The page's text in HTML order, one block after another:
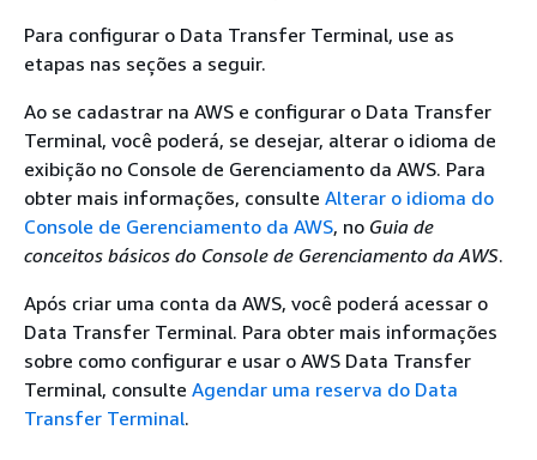
Para configurar o Data Transfer Terminal, use as
etapas nas seções a seguir.
Ao se cadastrar na AWS e configurar o Data Transfer
Terminal, você poderá, se desejar, alterar o idioma de
exibição no Console de Gerenciamento da AWS. Para
obter mais informações, consulte Alterar o idioma do
Console de Gerenciamento da AWS, no Guia de
conceitos básicos do Console de Gerenciamento da AWS.
Após criar uma conta da AWS, você poderá acessar o
Data Transfer Terminal. Para obter mais informações
sobre como configurar e usar o AWS Data Transfer
Terminal, consulte Agendar uma reserva do Data
Transfer Terminal.